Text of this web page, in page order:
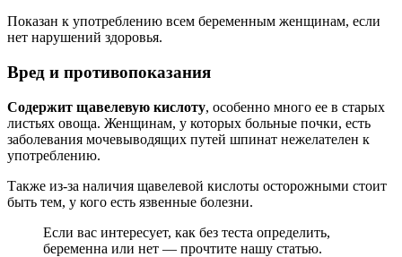
Показан к употреблению всем беременным женщинам, если
нет нарушений здоровья.
Вред и противопоказания
Содержит щавелевую кислоту, особенно много ее в старых
листьях овоща. Женщинам, у которых больные почки, есть
заболевания мочевыводящих путей шпинат нежелателен к
употреблению.
Также из-за наличия щавелевой кислоты осторожными стоит
быть тем, у кого есть язвенные болезни.
Если вас интересует, как без теста определить,
беременна или нет — прочтите нашу статью.